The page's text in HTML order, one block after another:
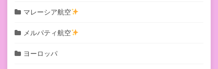
マレーシア航空
メルパティ航空
ヨーロッパ